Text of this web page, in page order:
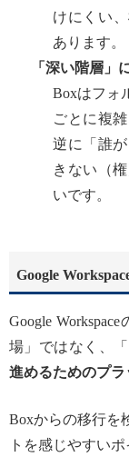
けにくい
あります。
「深い階層」
Boxはフォ
ごとに複
逆に「誰
きない（
いです。
Google
Google
場」ではなく、「
進めるためのプラ
Boxからの移行を
トを感じやすい